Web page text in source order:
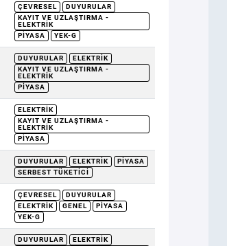
ÇEVRESEL
DUYURULAR
KAYIT VE UZLAŞTIRMA -
ELEKTRIK
PIYASA
YEK-G
DUYURULAR
ELEKTRIK
KAYIT VE UZLAŞTIRMA -
ELEKTRIK
PIYASA
ELEKTRIK
KAYIT VE UZLAŞTIRMA -
ELEKTRIK
PIYASA
DUYURULAR ELEKTRIK
PIYASA
SERBEST TÜKETICI
ÇEVRESEL
DUYURULAR
ELEKTRIK
GENEL
PIYASA
YEK-G
DUYURULAR
ELEKTRIK